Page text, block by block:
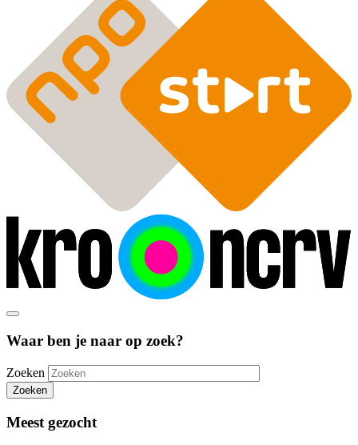
Waar ben je naar op zoek?
Zoeken
Zoeken
Meest gezocht